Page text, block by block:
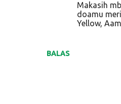
BALAS
Makasih
doamu
Yellow,